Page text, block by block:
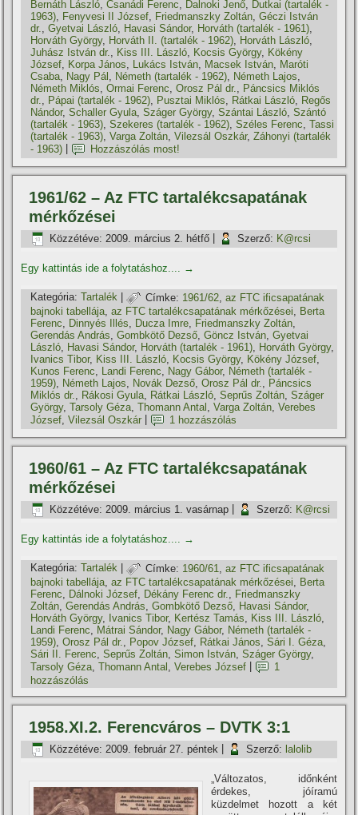
Bernáth László,Csanádi Ferenc, Dalnoki Jenő, Dutkai (tartalék -
1963), Fenyvesi II József, Friedmanszky Zoltán,Géczi István
dr.,Gyetvai László, Havasi Sándor, Horváth (tartalék - 1961),
Horváth György, Horváth II. (tartalék - 1962), Horváth László,
Juhász István dr., Kiss III. László, Kocsis György, Kökény
József, Korpa János, Lukács István, Macsek István, Maróti
Csaba, Nagy Pál , Németh (tartalék - 1962), Németh Lajos,
Németh Miklós,Ormai Ferenc,Orosz Pál dr., Páncsics Miklós
dr., Pápai (tartalék - 1962), Pusztai Miklós, Rátkai László, Regős
Nándor,Schaller Gyula,Száger György,Szántai László,Szántó
(tartalék - 1963),Szekeres (tartalék - 1962),Széles Ferenc,Tassi
(tartalék - 1963),Varga Zoltán,Vilezsál Oszkár,Záhonyi (tartalék
- 1963)
Hozzászólás most!
1961/62 – Az FTC tartalékcsapatának
mérkőzései
Közzétéve: 2009. március 2. hétfő Szerző: K@rcsi
Egy kattintás ide a folytatáshoz.... →
Kategória: Tartalék | Címke: 1961/62 ,az FTC ificsapatának
bajnoki tabellája,az FTC tartalékcsapatának mérkőzései, Berta
Ferenc, Dinnyés Illés, Ducza Imre, Friedmanszky Zoltán,
Gerendás András,Gombkötő Dezső,Göncz István,Gyetvai
László, Havasi Sándor, Horváth (tartalék - 1961), Horváth György,
Ivanics Tibor, Kiss III. László, Kocsis György, Kökény József,
Kunos Ferenc, Landi Ferenc, Nagy Gábor, Németh (tartalék -
1959), Németh Lajos, Novák Dezső,Orosz Pál dr., Páncsics
Miklós dr., Rákosi Gyula, Rátkai László,Seprűs Zoltán,Száger
György,Tarsoly Géza,Thomann Antal ,Varga Zoltán,Verebes
József ,Vilezsál Oszkár 1 hozzászólás
1960/61 – Az FTC tartalékcsapatának
mérkőzései
Közzétéve: 2009. március 1. vasárnap Szerző: K@rcsi
Egy kattintás ide a folytatáshoz.... →
Kategória: Tartalék | Címke: 1960/61 ,az FTC ificsapatának
bajnoki tabellája,az FTC tartalékcsapatának mérkőzései, Berta
Ferenc, Dálnoki József, Dékány Ferenc dr., Friedmanszky
Zoltán,Gerendás András,Gombkötő Dezső, Havasi Sándor,
Horváth György, Ivanics Tibor, Kertész Tamás, Kiss III. László,
Landi Ferenc, Mátrai Sándor, Nagy Gábor, Németh (tartalék -
1959),Orosz Pál dr., Popov József, Rátkai János,Sári I. Géza,
Sári II. Ferenc,Seprűs Zoltán,Simon István,Száger György,
Tarsoly Géza ,Thomann Antal ,Verebes József
1
hozzászólás
1958.XI.2. Ferencváros – DVTK 3:1
Közzétéve: 2009. február 27. péntek Szerző: lalolib
„Változatos, időnként
érdekes, jóí­ramú
küzdelmet hozott a két